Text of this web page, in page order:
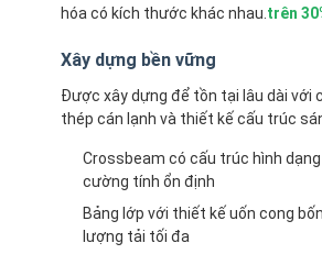
hóa có kích thước khác nhau. trên
Xây dựng bền vững
Được xây dựng để tồn tại lâu dài với
thép cán lạnh và thiết kế cấu trúc
Crossbeam có cấu trúc hình
cường tính ổn định
Bảng lớp với thiết kế uốn cong
lượng tải tối đa